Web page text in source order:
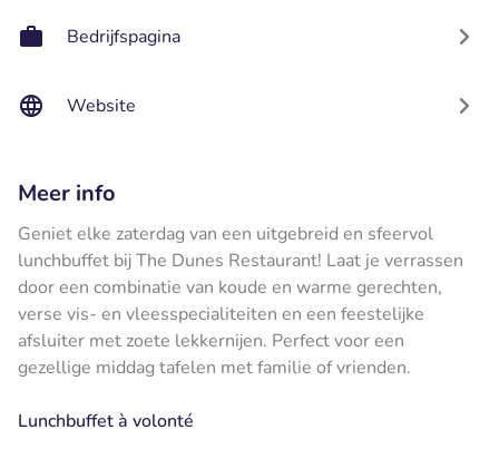
Bedrijfspagina
Website
Meer info
Geniet elke zaterdag van een uitgebreid en sfeervol
lunchbuffet bij The Dunes Restaurant! Laat je verrassen
door een combinatie van koude en warme gerechten,
verse vis- en vleesspecialiteiten en een feestelijke
afsluiter met zoete lekkernijen. Perfect voor een
gezellige middag tafelen met familie of vrienden.
Lunchbuffet à volonté